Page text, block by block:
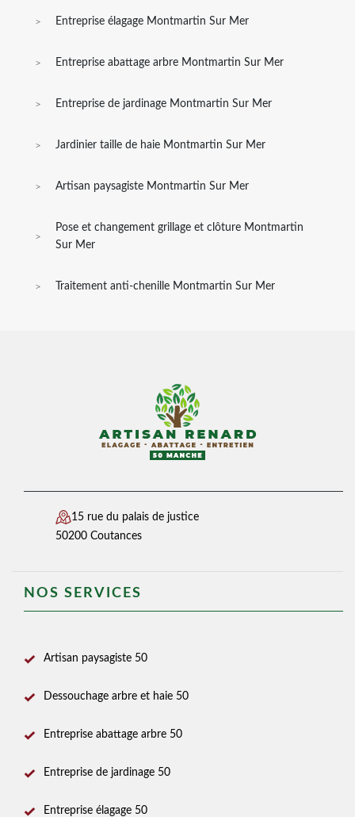
Entreprise élagage Montmartin Sur Mer
Entreprise abattage arbre Montmartin Sur Mer
Entreprise de jardinage Montmartin Sur Mer
Jardinier taille de haie Montmartin Sur Mer
Artisan paysagiste Montmartin Sur Mer
Pose et changement grillage et clôture Montmartin
Sur Mer
Traitement anti-chenille Montmartin Sur Mer
15 rue du palais de justice
50200 Coutances
NOS SERVICES
Artisan paysagiste 50
Dessouchage arbre et haie 50
Entreprise abattage arbre 50
Entreprise de jardinage 50
Entreprise élagage 50